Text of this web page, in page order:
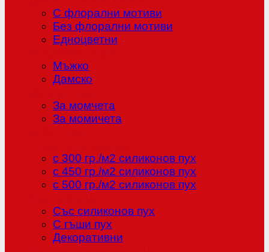
С флорални мотиви
Без флорални мотиви
Едноцветни
Мъжко
Дамско
За момчета
За момичета
с 300 гр./м2 силиконов пух
с 450 гр./м2 силиконов пух
с 500 гр./м2 силиконов пух
Със силиконов пух
С гъши пух
Декоративни